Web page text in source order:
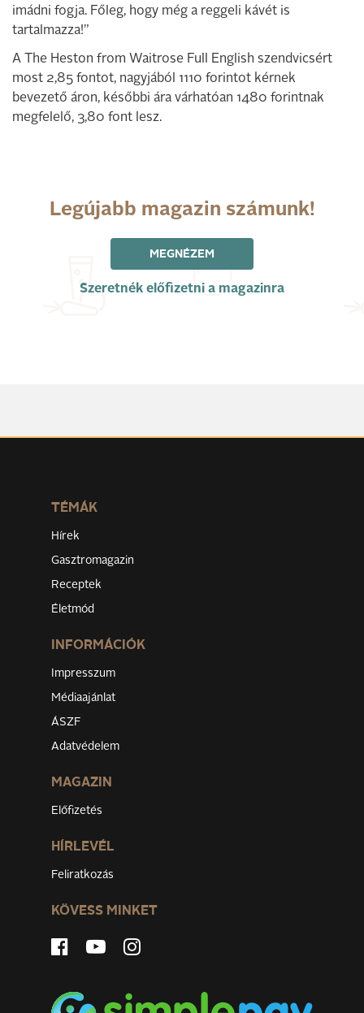
imádni fogja. Főleg, hogy még a reggeli kávét is
tartalmazza!”
A The Heston from Waitrose Full English szendvicsért
most 2,85 fontot, nagyjából 1110 forintot kérnek
bevezető áron, későbbi ára várhatóan 1480 forintnak
megfelelő, 3,80 font lesz.
Legújabb magazin számunk!
MEGNÉZEM
Szeretnék előfizetni a magazinra
TÉMÁK
Hírek
Gasztromagazin
Receptek
Életmód
INFORMÁCIÓK
Impresszum
Médiaajánlat
ÁSZF
Adatvédelem
MAGAZIN
Előfizetés
HÍRLEVÉL
Feliratkozás
KÖVESS MINKET